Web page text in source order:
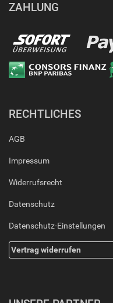
ZAHLUNG
RECHTLICHES
AGB
Impressum
Widerrufsrecht
Datenschutz
Datenschutz-Einstellungen
Vertrag widerrufen